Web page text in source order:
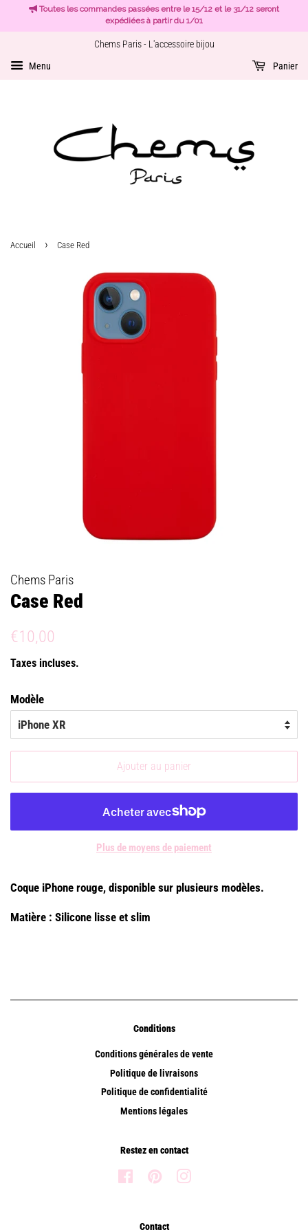
Toutes les commandes passées entre le 15/12 et le 31/12 seront
expédiées à partir du 1/01
Chems Paris - L'accessoire bijou
Menu Panier
Accueil › Case Red
Chems Paris
Case Red
Prix
€10,00
Taxes incluses.
Modèle
Ajouter au panier
Plus de moyens de paiement
Coque iPhone rouge, disponible sur plusieurs modèles.
Matière : Silicone lisse et slim
Conditions
Conditions générales de vente
Politique de livraisons
Politique de confidentialité
Mentions légales
Restez en contact
Facebook Pinterest
Contact